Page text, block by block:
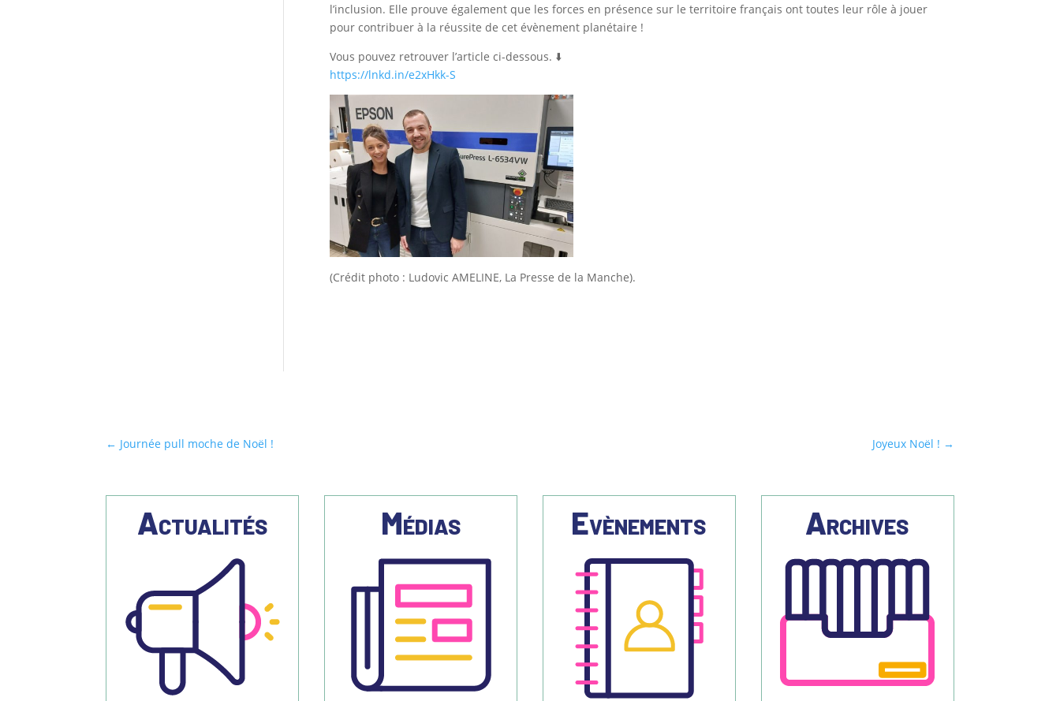
l’inclusion. Elle prouve également que les forces en présence sur le territoire français ont toutes leur rôle à jouer
pour contribuer à la réussite de cet évènement planétaire !
Vous pouvez retrouver l’article ci-dessous. ⬇️
https://lnkd.in/e2xHkk-S
(Crédit photo : Ludovic AMELINE, La Presse de la Manche).
← Journée pull moche de Noël ! Joyeux Noël ! →
Actualités Médias Evènements Archives